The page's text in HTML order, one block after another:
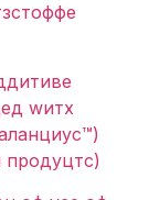
wитх